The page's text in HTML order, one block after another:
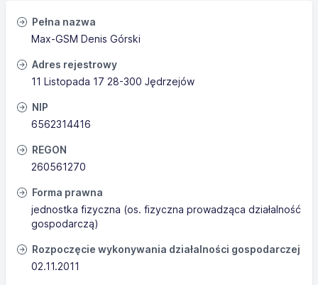
Pełna nazwa
Max-GSM Denis Górski
Adres rejestrowy
11 Listopada 17 28-300 Jędrzejów
NIP
6562314416
REGON
260561270
Forma prawna
jednostka fizyczna (os. fizyczna prowadząca działalność
gospodarczą)
Rozpoczęcie wykonywania działalności gospodarczej
02.11.2011